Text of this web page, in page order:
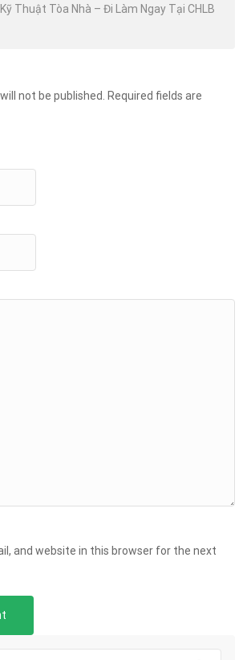
Thuật Tòa Nhà – Đi Làm Ngay Tại CHLB
not be published.
Required fields are
and website in this browser for the next